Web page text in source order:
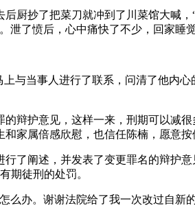
抄了把菜刀就冲到了川菜馆大喊，
泄了愤后，心中痛快了不少，回家睡觉
当事人进行了联系，问清了他内心
护意见，这样一来，刑期可以减
家属倍感欣慰，也信任陈楠，愿意按
阐述，并发表了变更罪名的辩护
期徒刑的处罚。
办。谢谢法院给了我一次改过自新